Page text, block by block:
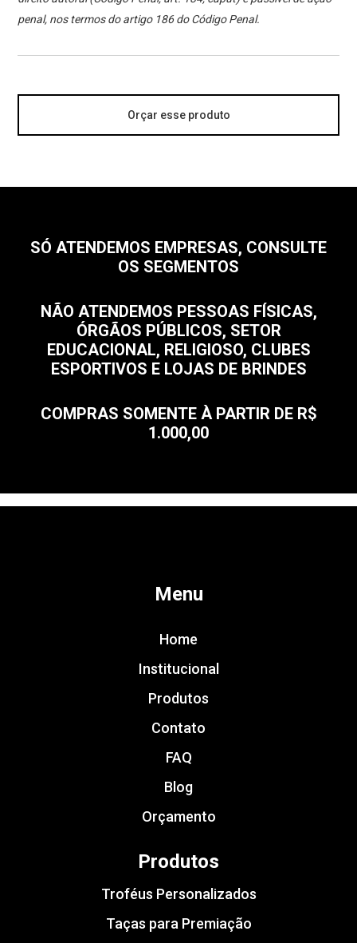
penal, nos termos do artigo 186 do Código Penal.
Orçar esse produto
SÓ ATENDEMOS EMPRESAS, CONSULTE
OS SEGMENTOS
NÃO ATENDEMOS PESSOAS FÍSICAS,
ÓRGÃOS PÚBLICOS, SETOR
EDUCACIONAL, RELIGIOSO, CLUBES
ESPORTIVOS E LOJAS DE BRINDES
COMPRAS SOMENTE À PARTIR DE R$
1.000,00
Menu
Home
Institucional
Produtos
Contato
FAQ
Blog
Orçamento
Produtos
Troféus Personalizados
Taças para Premiação